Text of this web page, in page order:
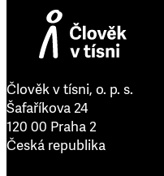
Člověk v tísni, o. p. s.
Šafaříkova 24
120 00 Praha 2
Česká republika